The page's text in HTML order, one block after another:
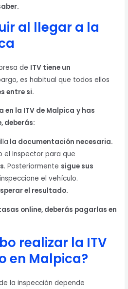
al llegar a la
de ITV tiene un
es habitual que todos ellos
entre si.
en la ITV de Malpica y has
deberás:
la documentación necesaria.
el Inspector para que
. Posteriormente sigue sus
el vehículo.
el resultado.
online, deberás pagarlas en
realizar la ITV
en Malpica?
la inspección depende